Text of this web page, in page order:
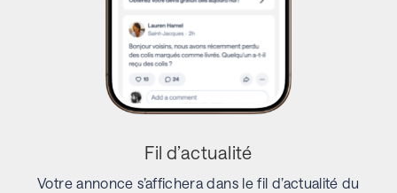
Fil d’actualité
Votre annonce s’affichera dans le fil d’actualité du